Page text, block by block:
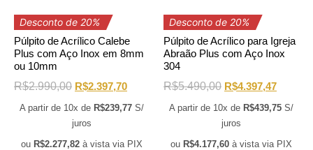
Desconto de 20%
Púlpito de Acrílico Calebe
Plus com Aço Inox em 8mm
ou 10mm
R$2.990,00 R$2.397,70
A partir de 10x de R$239,77 S/
juros
ou R$2.277,82 à vista via PIX
Desconto de 20%
Púlpito de Acrílico para Igreja
Abraão Plus com Aço Inox
304
R$5.490,00 R$4.397,47
A partir de 10x de R$439,75 S/
juros
ou R$4.177,60 à vista via PIX